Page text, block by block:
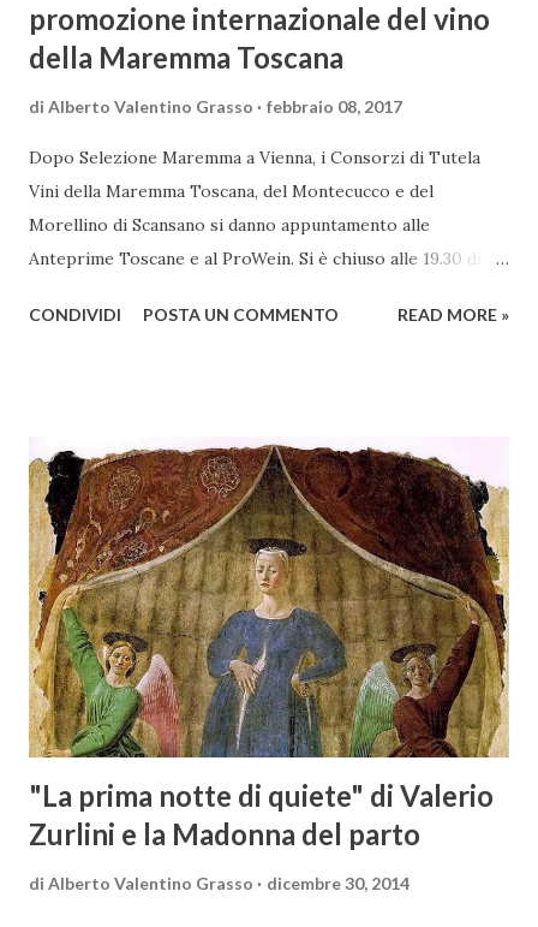
promozione internazionale del vino
della Maremma Toscana
di Alberto Valentino Grasso febbraio 08, 2017
Dopo Selezione Maremma a Vienna, i Consorzi di Tutela
Vini della Maremma Toscana, del Montecucco e del
Morellino di Scansano si danno appuntamento alle
Anteprime Toscane e al ProWein. Si è chiuso alle 19.30 di
presso l’Hotel Regina di Vienna dalla società Wein & Kultur,
territorio maremmano: Consorzio Tutela Vini della
Maremma Toscana, del Montecucco e del Morellino di
Scansano. Scopo dell’iniziativa è stato quello di promuovere
le eccellenze vitivinicole della regione in Austria, un
mercato dove il potenziale di crescita è ancora molto alto,
assistendo i produttori nella creazione di contatti
commerciali con gli operatori locali. Gli organizzatori
dell’evento, Christian Bauer, austriaco ed esperto di vini e
conoscitore dei mercati di lingua tedes...
CONDIVIDI POSTA UN COMMENTO READ MORE »
"La prima notte di quiete" di Valerio
Zurlini e la Madonna del parto
di Alberto Valentino Grasso dicembre 30, 2014